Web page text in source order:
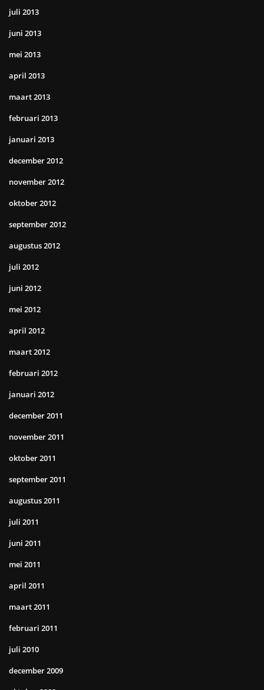
juli 2013
juni 2013
mei 2013
april 2013
maart 2013
februari 2013
januari 2013
december 2012
november 2012
oktober 2012
september 2012
augustus 2012
juli 2012
juni 2012
mei 2012
april 2012
maart 2012
februari 2012
januari 2012
december 2011
november 2011
oktober 2011
september 2011
augustus 2011
juli 2011
juni 2011
mei 2011
april 2011
maart 2011
februari 2011
juli 2010
december 2009